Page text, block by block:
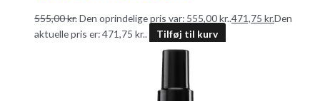
555,00kr.Den oprindelige pris var: 555,00 kr..471,75 kr.Den
aktuelle pris er: 471,75 kr..
Tilføj til kurv